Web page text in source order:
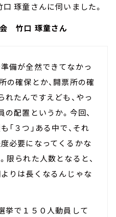
口 琢童さんに伺いました。
会 竹口 琢童さん
備が全然できてなかっ
の確保とか、開票所の確
れたんですえども、やっ
の配置というか。今回、
「３つ」ある中で、それ
必要になってくるかな
限られた人数となると、
りは長くなるんじゃな
挙で１５０人動員して